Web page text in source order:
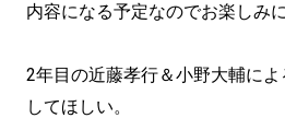
内容になる予定なのでお楽しみに
2年目の近藤孝行＆小野大輔によ
してほしい。